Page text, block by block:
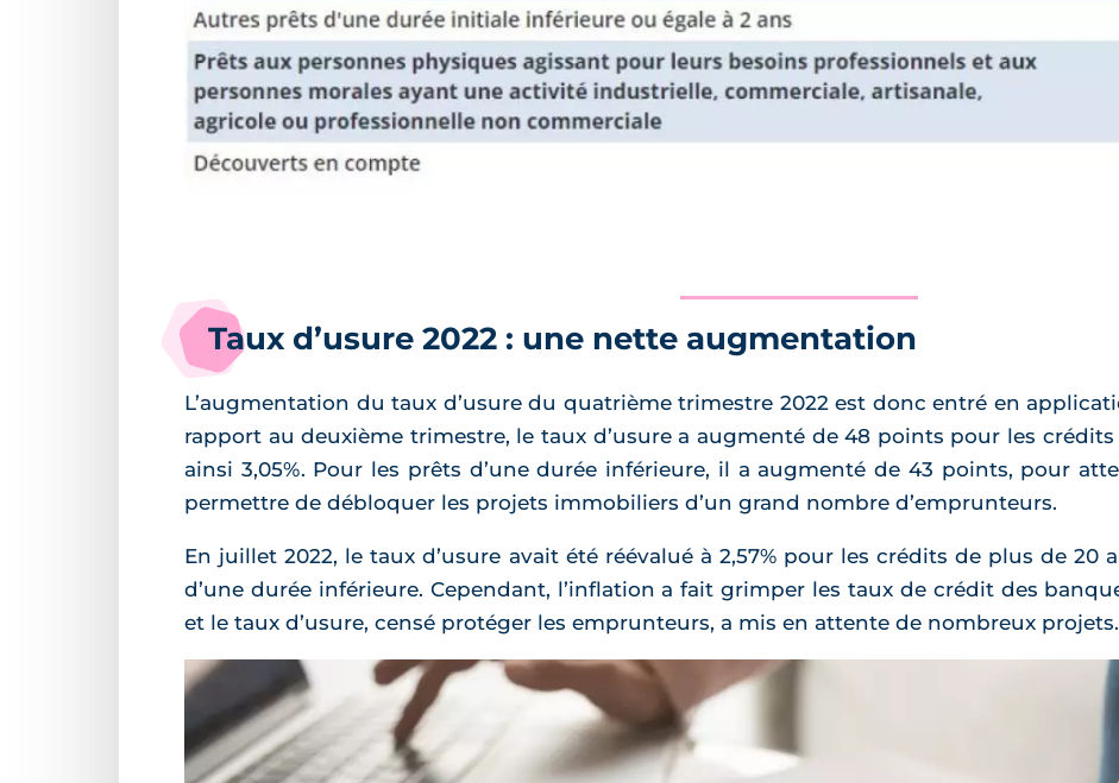
Taux d’usure 2022 : une nette augmentation
L’augmentation du taux d’usure du quatrième trimestre 2022 est donc entré en
rapport au deuxième trimestre, le taux d’usure a augmenté de 48 points pour les
ainsi 3,05%. Pour les prêts d’une durée inférieure, il a augmenté de 43 points, pour
permettre de débloquer les projets immobiliers d’un grand nombre d’emprunteurs.
En juillet 2022, le taux d’usure avait été réévalué à 2,57% pour les crédits de plus de 20
d’une durée inférieure. Cependant, l’inflation a fait grimper les taux de crédit des
et le taux d’usure, censé protéger les emprunteurs, a mis en attente de nombreux projets.